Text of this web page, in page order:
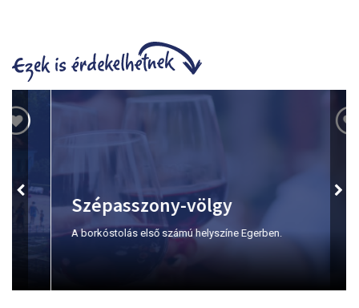
Szépasszony-völgy
A borkóstolás első számú helyszíne Egerben.